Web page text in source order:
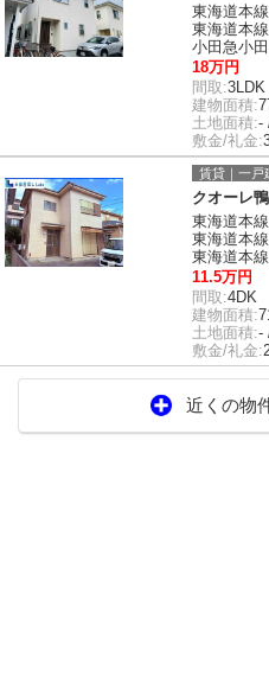
東海道本
東海道本
小田急小
18万円
間取:3LDK
建物面積:
土地面積:-
敷金/礼金:
賃貸｜一戸
クオーレ
東海道本
東海道本
東海道本
11.5万円
間取:4DK
建物面積:
土地面積:-
敷金/礼金:
近くの物